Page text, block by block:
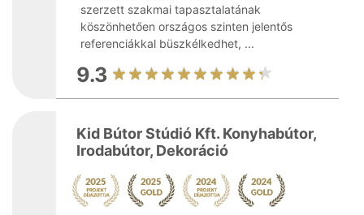
szerzett szakmai tapasztalatának
köszönhetően országos szinten jelentős
referenciákkal büszkélkedhet, ...
9.3
Kid Bútor Stúdió Kft. Konyhabútor,
Irodabútor, Dekoráció